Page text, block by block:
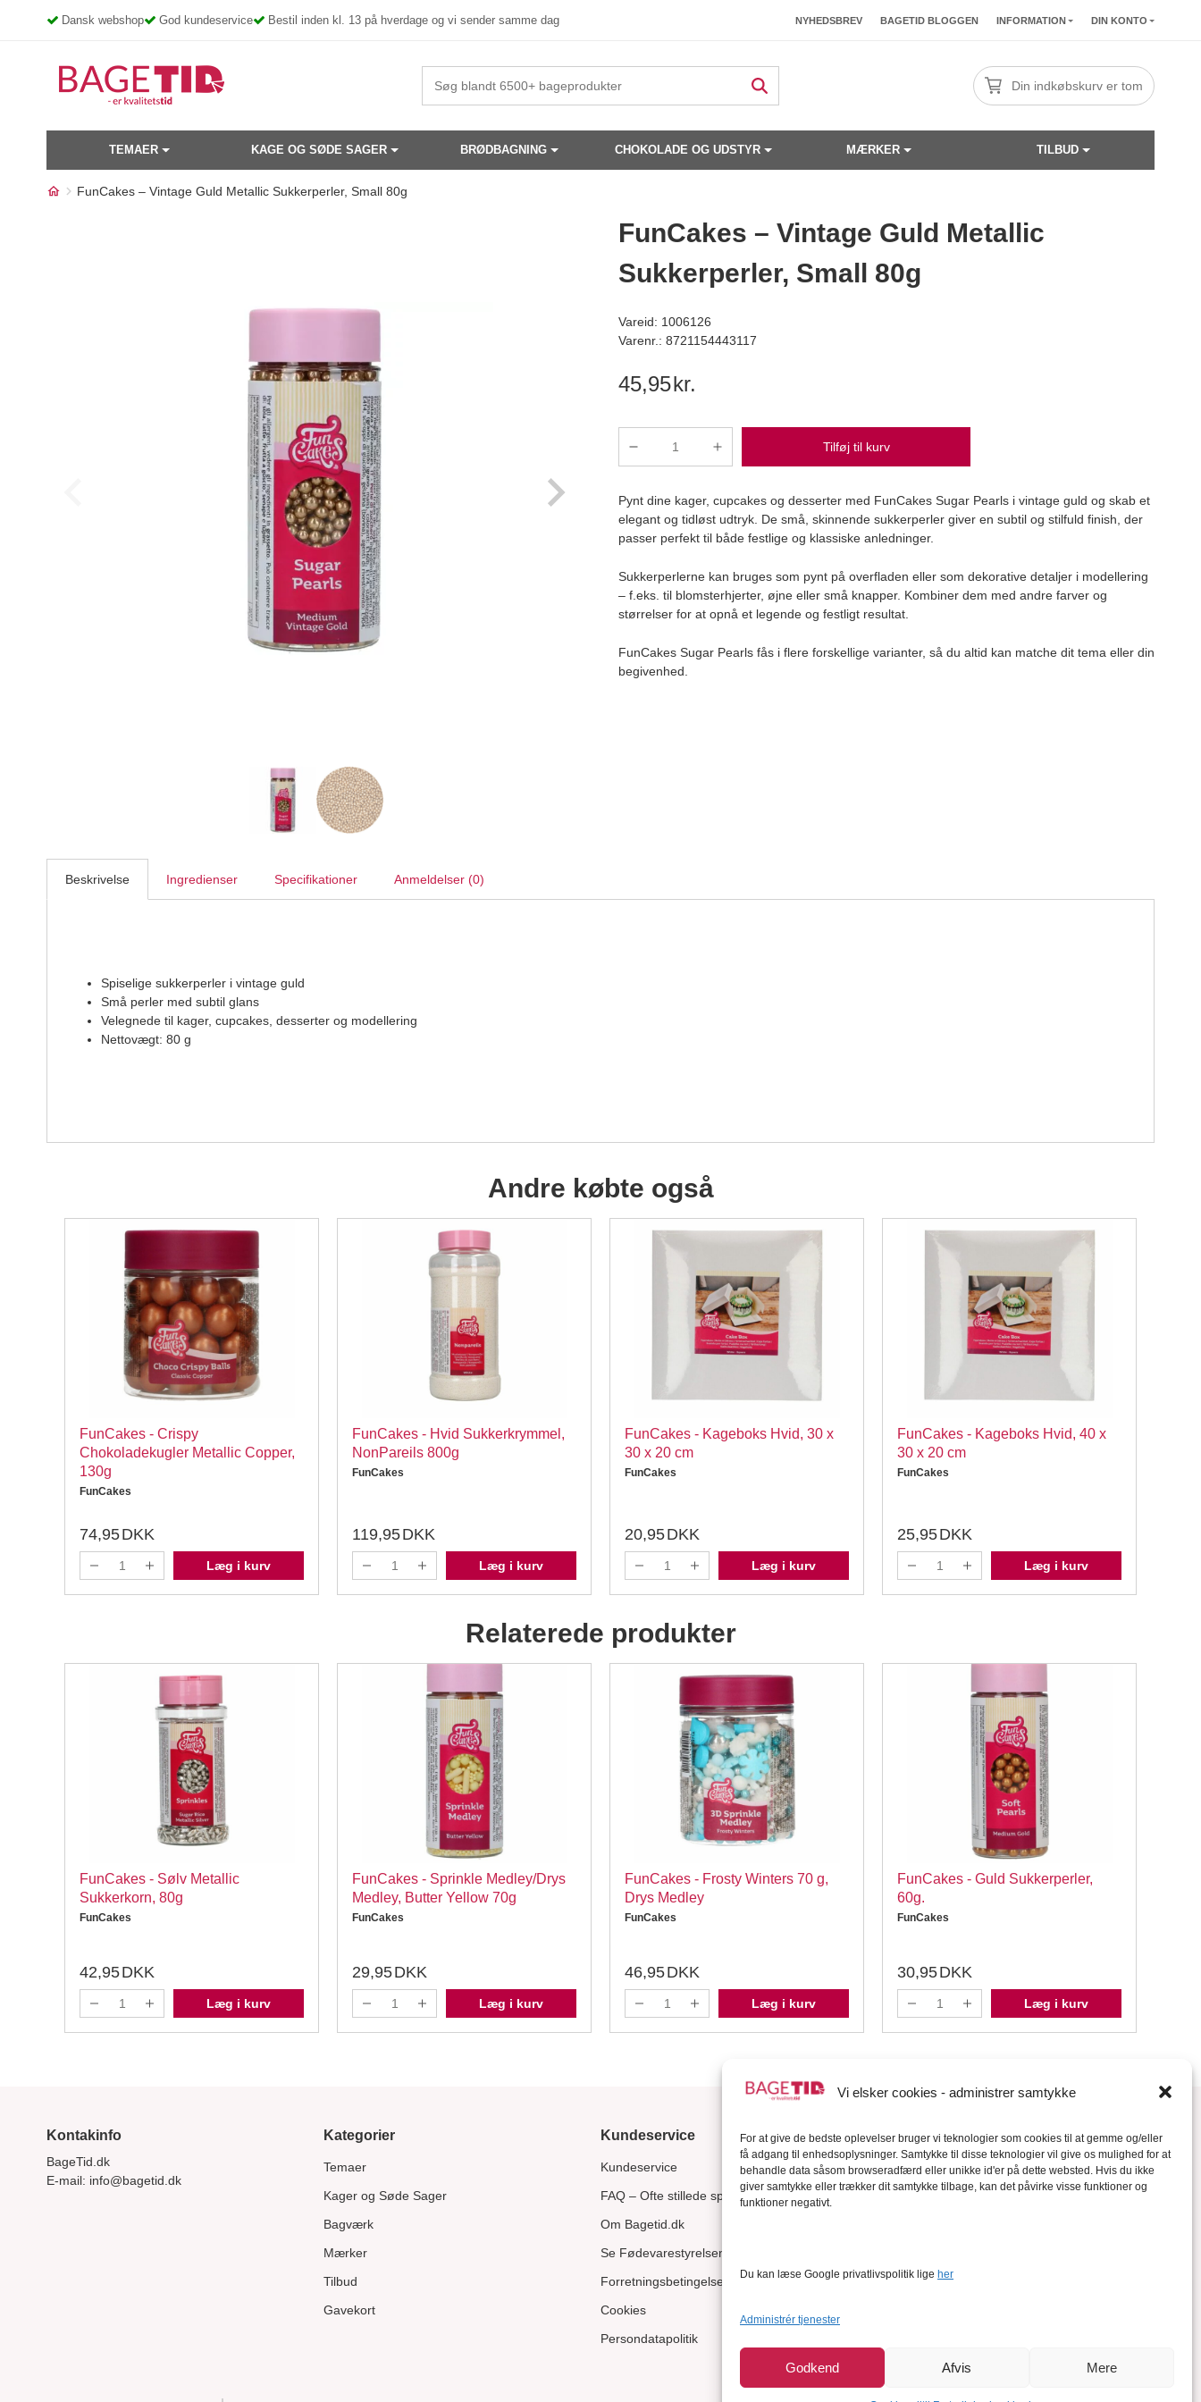
Vi elsker cookies - administrer samtykke
For at give de bedste oplevelser bruger vi teknologier som cookies til at gemme og/eller
få adgang til enhedsoplysninger. Samtykke til disse teknologier vil give os mulighed for at
behandle data såsom browseradfærd eller unikke id'er på dette websted. Hvis du ikke
giver samtykke eller trækker dit samtykke tilbage, kan det påvirke visse funktioner og
funktioner negativt.
Du kan læse Google privatlivspolitik lige her
Administrér tjenester
Godkend Afvis Mere
Dansk webshop God kundeservice Bestil inden kl. 13 på hverdage og vi sender samme dag NYHEDSBREV BAGETID BLOGGEN INFORMATION DIN KONTO
Din indkøbskurv er tom
TEMAER KAGE OG SØDE SAGER BRØDBAGNING CHOKOLADE OG UDSTYR MÆRKER TILBUD
FunCakes – Vintage Guld Metallic Sukkerperler, Small 80g
Måske kunne nogle af disse produkter have din interesse?
Callebaut Chokolade Callets mørk 811 54,5% - 2,5 kg
Læg i kurv
FunCakes – Vintage Guld Metallic
Sukkerperler, Small 80g
Vareid: 1006126
Varenr.: 8721154443117
45,95kr.
FunCakes
Guld
Metallic
Sukkerperler,
80g
antal
Tilføj til kurv
Pynt dine kager, cupcakes og desserter med FunCakes Sugar Pearls i vintage guld og skab et
elegant og tidløst udtryk. De små, skinnende sukkerperler giver en subtil og stilfuld finish, der
passer perfekt til både festlige og klassiske anledninger.
Sukkerperlerne kan bruges som pynt på overfladen eller som dekorative detaljer i modellering
– f.eks. til blomsterhjerter, øjne eller små knapper. Kombiner dem med andre farver og
størrelser for at opnå et legende og festligt resultat.
FunCakes Sugar Pearls fås i flere forskellige varianter, så du altid kan matche dit tema eller din
begivenhed.
Beskrivelse Ingredienser Specifikationer Anmeldelser (0)
Spiselige sukkerperler i vintage guld
Små perler med subtil glans
Velegnede til kager, cupcakes, desserter og modellering
Nettovægt: 80 g
Andre købte også
FunCakes - Crispy
Chokoladekugler Metallic Copper,
130g
FunCakes
74,95DKK
Læg i kurv
FunCakes - Hvid Sukkerkrymmel,
NonPareils 800g
FunCakes
119,95DKK
Læg i kurv
FunCakes - Kageboks Hvid, 30 x
30 x 20 cm
FunCakes
20,95DKK
Læg i kurv
FunCakes - Kageboks Hvid, 40 x
30 x 20 cm
FunCakes
25,95DKK
Læg i kurv
Relaterede produkter
FunCakes - Sølv Metallic
Sukkerkorn, 80g
FunCakes
42,95DKK
Læg i kurv
FunCakes - Sprinkle Medley/Drys
Medley, Butter Yellow 70g
FunCakes
29,95DKK
Læg i kurv
FunCakes - Frosty Winters 70 g,
Drys Medley
FunCakes
46,95DKK
Læg i kurv
FunCakes - Guld Sukkerperler,
60g.
FunCakes
30,95DKK
Læg i kurv
Kontakinfo
BageTid.dk
E-mail: info@bagetid.dk
Kategorier
Temaer
Kager og Søde Sager
Bagværk
Mærker
Tilbud
Gavekort
Kundeservice
Kundeservice
FAQ – Ofte stillede spørgsmål
Om Bagetid.dk
Se Fødevarestyrelsens smiley-rapporter
Forretningsbetingelser
Cookies
Persondatapolitik